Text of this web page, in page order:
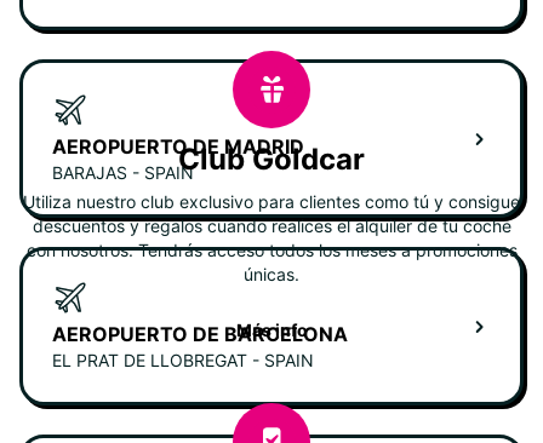
AEROPUERTO DE MADRID
BARAJAS - SPAIN
AEROPUERTO DE BARCELONA
EL PRAT DE LLOBREGAT - SPAIN
Club Goldcar
Utiliza nuestro club exclusivo para clientes como tú y consigue
descuentos y regalos cuando realices el alquiler de tu coche
con nosotros. Tendrás acceso todos los meses a promociones
únicas.
Más info